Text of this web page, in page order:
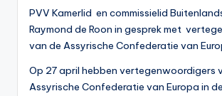
N
PVV Kamerlid en commissielid
Raymond de Roon in gesprek met
van de Assyrische Confederatie van
Op 27 april hebben vertegenwoordigers
Assyrische Confederatie van Europa in